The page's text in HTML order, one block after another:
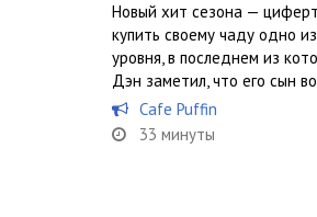
Новый хит сезона —
купить своему чаду одно
уровня, в последнем из
Дэн заметил, что его сын
Cafe Puffin
33 минуты